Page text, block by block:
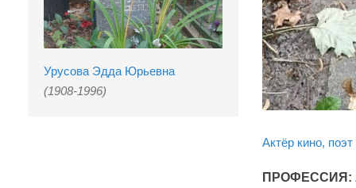
Урусова Эдда Юрьевна
(1908-1996)
Актёр кино, поэт
ПРОФЕССИЯ: